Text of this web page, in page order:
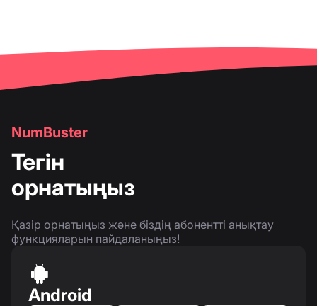
NumBuster
Тегін
орнатыңыз
Қазір орнатыңыз және біздің абонентті анықтау
функцияларын пайдаланыңыз!
Android